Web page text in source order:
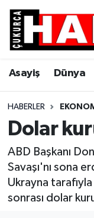
Asayiş Dünya
HABERLER
Dolar
ABD Başkanı
Savaşı'nı sona
Ukrayna
sonrası dolar
Asayiş
Dünya
Eğitim
Ekonomi
Genel
Gündem
Hava
Trafik Durumu
Süper Lig
Tüm
Son Dakika
Haber Arşivi